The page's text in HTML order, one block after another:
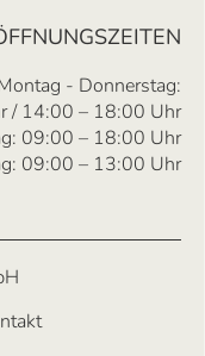
- Donnerstag:
/ 14:00 – 18:00 Uhr
09:00 – 18:00 Uhr
09:00 – 13:00 Uhr